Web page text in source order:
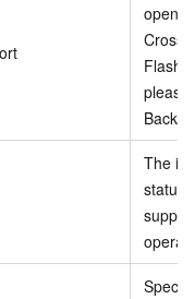
open
Flash
please
The
status